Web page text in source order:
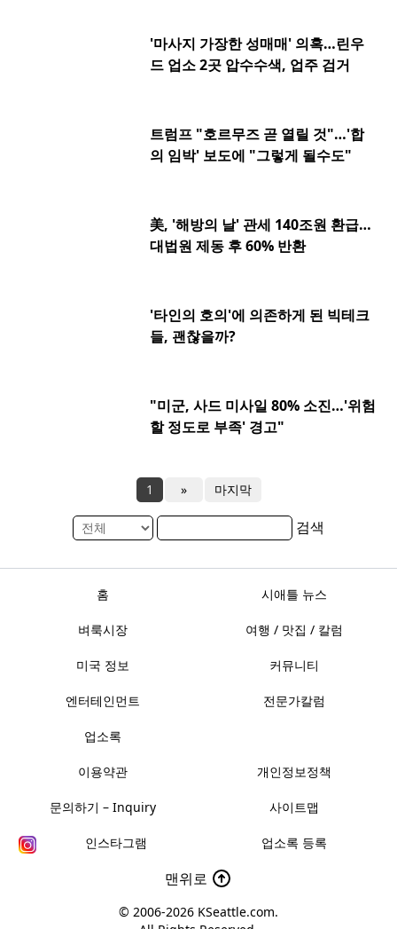
'마사지 가장한 성매매' 의혹…린우
드 업소 2곳 압수수색, 업주 검거
트럼프 "호르무즈 곧 열릴 것"…'합
의 임박' 보도에 "그렇게 될수도"
美, '해방의 날' 관세 140조원 환급…
대법원 제동 후 60% 반환
'타인의 호의'에 의존하게 된 빅테크
들, 괜찮을까?
"미군, 사드 미사일 80% 소진…'위험
할 정도로 부족' 경고"
1 » 마지막
검색
홈 시애틀 뉴스
벼룩시장 여행 / 맛집 / 칼럼
미국 정보 커뮤니티
엔터테인먼트 전문가칼럼
업소록
이용약관 개인정보정책
문의하기 – Inquiry 사이트맵
인스타그램 업소록 등록
맨위로
© 2006-2026 KSeattle.com.